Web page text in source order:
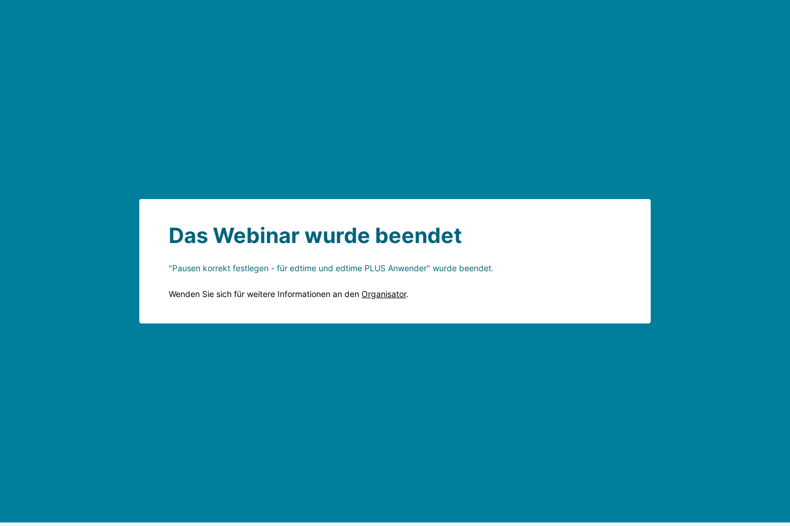
Das Webinar wurde beendet
"Pausen korrekt festlegen - für edtime und edtime PLUS Anwender" wurde beendet.
Wenden Sie sich für weitere Informationen an den Organisator.